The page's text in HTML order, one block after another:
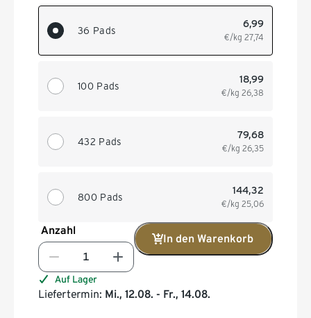
36 Pads
6,99
€/kg 27,74
100 Pads
18,99
€/kg 26,38
432 Pads
79,68
€/kg 26,35
800 Pads
144,32
€/kg 25,06
Anzahl
In den Warenkorb
Auf Lager
Liefertermin: Mi., 12.08. - Fr., 14.08.